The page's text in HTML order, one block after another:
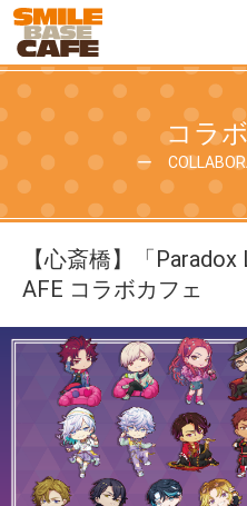
コラ
ー
【心斎橋】「
AFE コラボカフェ